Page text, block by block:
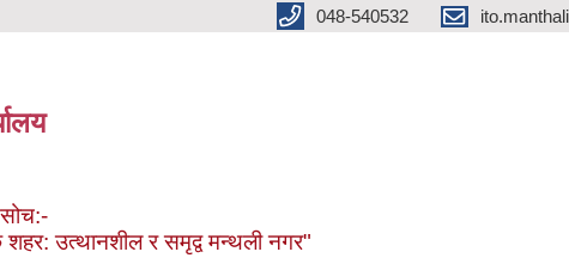
048-540532
शहर: उत्थानशील र समृद्व मन्थली नगर"